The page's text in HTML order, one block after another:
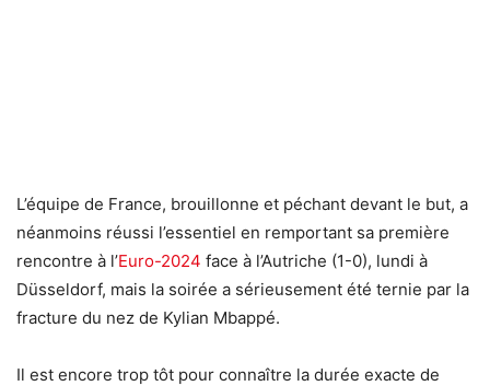
L’équipe de France, brouillonne et péchant devant le but, a
néanmoins réussi l’essentiel en remportant sa première
rencontre à l’Euro-2024 face à l’Autriche (1-0), lundi à
Düsseldorf, mais la soirée a sérieusement été ternie par la
fracture du nez de Kylian Mbappé.
Il est encore trop tôt pour connaître la durée exacte de